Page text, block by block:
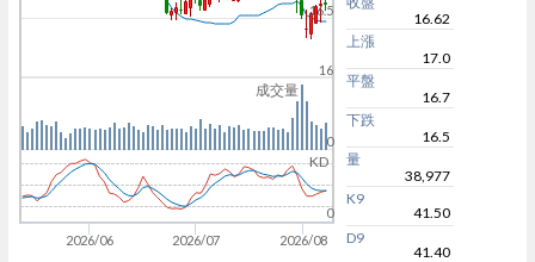
成交量
KD
2026/06 2026/07 2026/08
16
16.5
0
0
16.62
上漲
17.0
平盤
16.7
下跌
16.5
量
38,977
K9
41.50
D9
41.40